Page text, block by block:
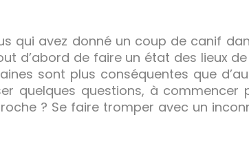
qui avez donné un coup de canif
d’abord de faire un état des lieux
sont plus conséquentes que
quelques questions, à commencer
? Se faire tromper avec un